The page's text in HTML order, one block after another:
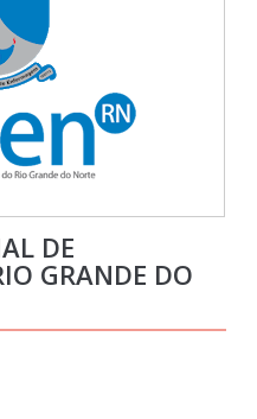
DE
GRANDE DO